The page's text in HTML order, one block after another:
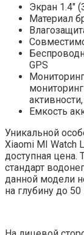
Экран 1.4″
Материал
GPS
Емкость
Уникальной
Xiaomi MI Watch
доступная
стандарт
данной модели
на глубину до